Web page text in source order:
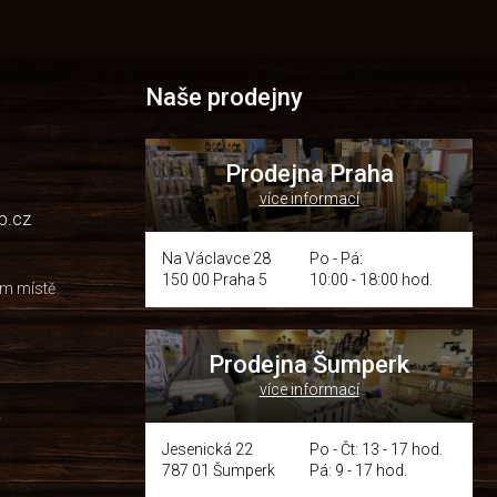
místě
Naše prodejny
Prodejna Praha
více informací
Na Václavce 28
150 00 Praha 5
Po - Pá:
10:00 - 18:00 hod.
Prodejna Šumperk
více informací
Jesenická 22
787 01 Šumperk
Po - Čt: 13 - 17 hod.
Pá: 9 - 17 hod.